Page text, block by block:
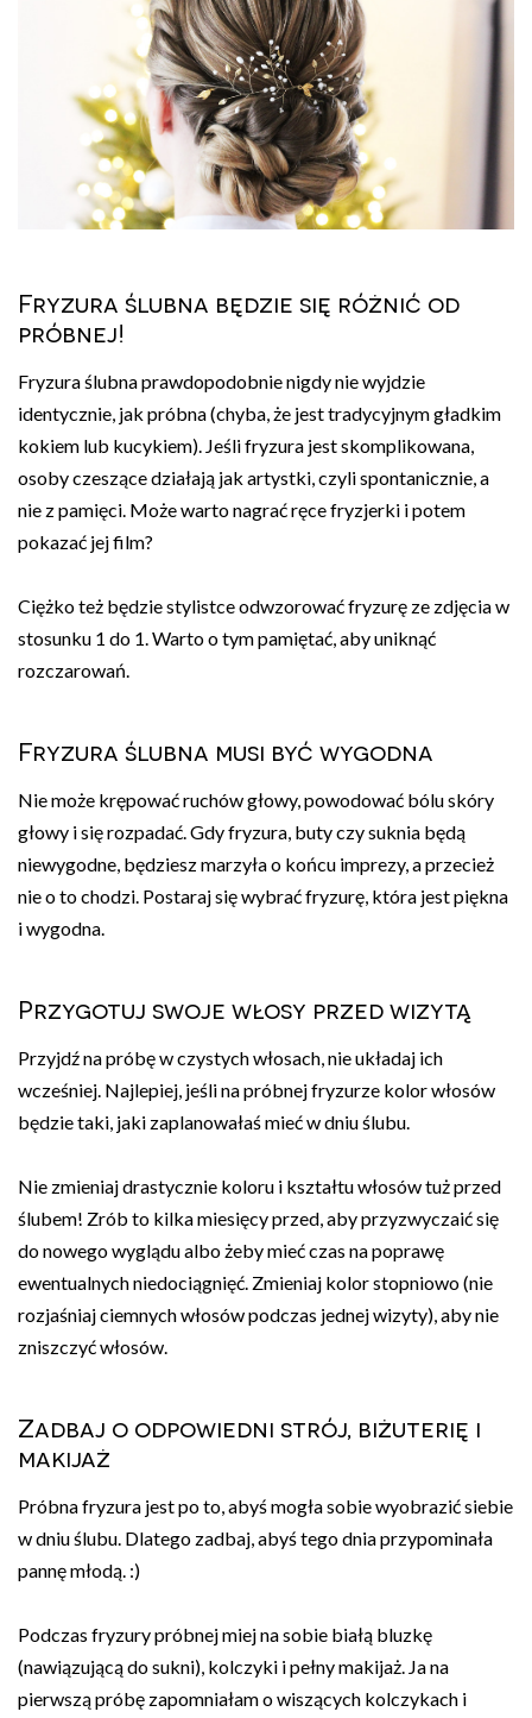
Fryzura ślubna będzie się różnić od
próbnej!
Fryzura ślubna prawdopodobnie nigdy nie wyjdzie
identycznie, jak próbna (chyba, że jest tradycyjnym gładkim
kokiem lub kucykiem). Jeśli fryzura jest skomplikowana,
osoby czeszące działają jak artystki, czyli spontanicznie, a
nie z pamięci. Może warto nagrać ręce fryzjerki i potem
pokazać jej film?
Ciężko też będzie stylistce odwzorować fryzurę ze zdjęcia w
stosunku 1 do 1. Warto o tym pamiętać, aby uniknąć
rozczarowań.
Fryzura ślubna musi być wygodna
Nie może krępować ruchów głowy, powodować bólu skóry
głowy i się rozpadać. Gdy fryzura, buty czy suknia będą
niewygodne, będziesz marzyła o końcu imprezy, a przecież
nie o to chodzi. Postaraj się wybrać fryzurę, która jest piękna
i wygodna.
Przygotuj swoje włosy przed wizytą
Przyjdź na próbę w czystych włosach, nie układaj ich
wcześniej. Najlepiej, jeśli na próbnej fryzurze kolor włosów
będzie taki, jaki zaplanowałaś mieć w dniu ślubu.
Nie zmieniaj drastycznie koloru i kształtu włosów tuż przed
ślubem! Zrób to kilka miesięcy przed, aby przyzwyczaić się
do nowego wyglądu albo żeby mieć czas na poprawę
ewentualnych niedociągnięć. Zmieniaj kolor stopniowo (nie
rozjaśniaj ciemnych włosów podczas jednej wizyty), aby nie
zniszczyć włosów.
Zadbaj o odpowiedni strój, biżuterię i
makijaż
Próbna fryzura jest po to, abyś mogła sobie wyobrazić siebie
w dniu ślubu. Dlatego zadbaj, abyś tego dnia przypominała
pannę młodą. :)
Podczas fryzury próbnej miej na sobie białą bluzkę
(nawiązującą do sukni), kolczyki i pełny makijaż. Ja na
pierwszą próbę zapomniałam o wiszących kolczykach i